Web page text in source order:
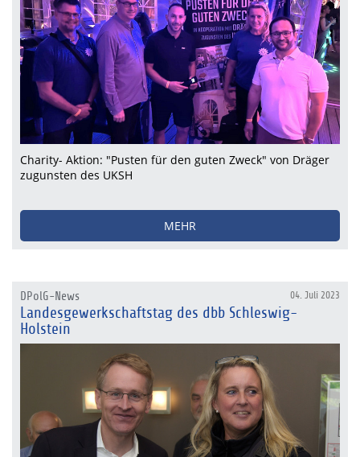
Charity- Aktion: "Pusten für den guten Zweck" von Dräger
zugunsten des UKSH
MEHR
04. Juli 2023
DPolG-News
Landesgewerkschaftstag des dbb Schleswig-
Holstein